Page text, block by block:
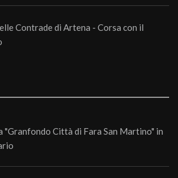
Contrade di Artena - Corsa con il
"Granfondo Città di Fara San Martino" in